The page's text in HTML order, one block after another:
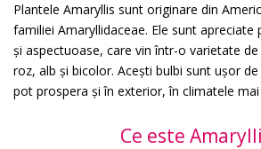
Plantele Amaryllis sunt originare din
familiei Amaryllidaceae. Ele sunt
și aspectuoase, care vin într-o varietate
roz, alb și bicolor. Acești bulbi sunt ușor
pot prospera și în exterior, în climatele mai
Ce este